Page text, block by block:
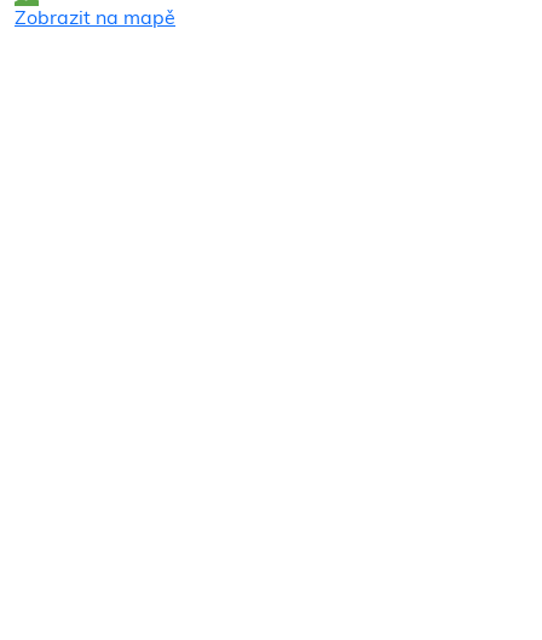
Zobrazit na mapě